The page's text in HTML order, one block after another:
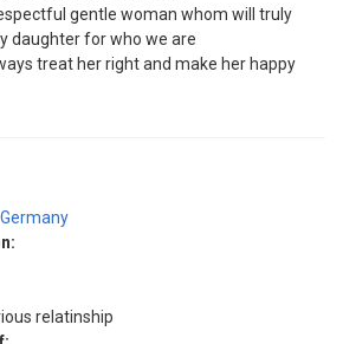
gentle woman whom will truly
daughter for who we are
treat her right and make her happy
Germany
relatinship